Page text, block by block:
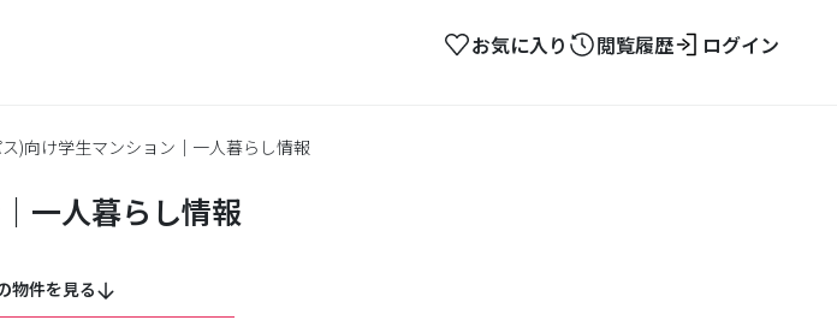
お気に入り 閲覧履歴 ログイン
)向け学生マンション｜一人暮らし情報
一人暮らし情報
物件を見る